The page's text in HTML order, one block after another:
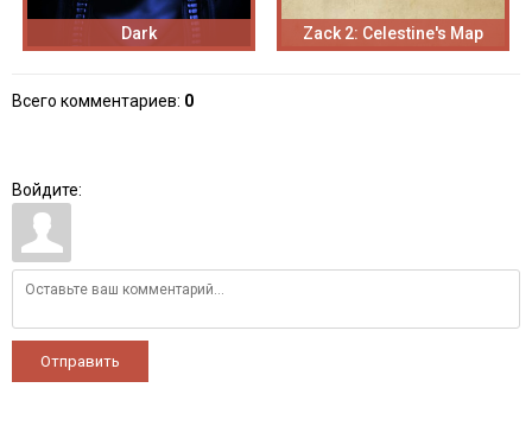
Dark Zack 2: Celestine's Map
Всего комментариев: 0
Войдите:
Отправить